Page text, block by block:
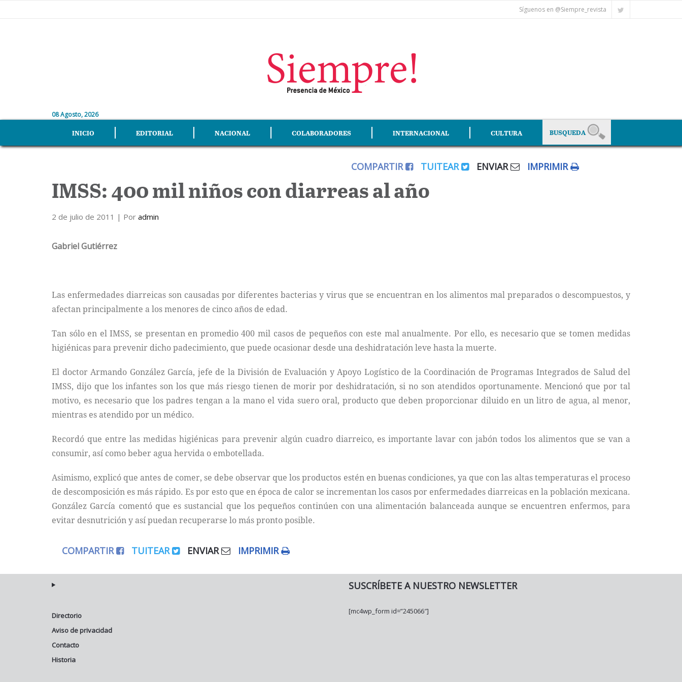
Síguenos en @Siempre_revista
08 Agosto, 2026
INICIO EDITORIAL NACIONAL COLABORADORES INTERNACIONAL CULTURA
COMPARTIR TUITEAR ENVIAR IMPRIMIR
IMSS: 400 mil niños con diarreas al año
2 de julio de 2011 | Por admin
Gabriel Gutiérrez
Las enfermedades diarreicas son causadas por diferentes bacterias y virus que se encuentran en los alimentos mal preparados o descompuestos, y
afectan principalmente a los menores de cinco años de edad.
Tan sólo en el IMSS, se presentan en promedio 400 mil casos de pequeños con este mal anualmente. Por ello, es necesario que se tomen medidas
higiénicas para prevenir dicho padecimiento, que puede ocasionar desde una deshidratación leve hasta la muerte.
El doctor Armando González García, jefe de la División de Evaluación y Apoyo Logístico de la Coordinación de Programas Integrados de Salud del
IMSS, dijo que los infantes son los que más riesgo tienen de morir por deshidratación, si no son atendidos oportunamente. Mencionó que por tal
motivo, es necesario que los padres tengan a la mano el vida suero oral, producto que deben proporcionar diluido en un litro de agua, al menor,
mientras es atendido por un médico.
Recordó que entre las medidas higiénicas para prevenir algún cuadro diarreico, es importante lavar con jabón todos los alimentos que se van a
consumir, así como beber agua hervida o embotellada.
Asimismo, explicó que antes de comer, se debe observar que los productos estén en buenas condiciones, ya que con las altas temperaturas el proceso
de descomposición es más rápido. Es por esto que en época de calor se incrementan los casos por enfermedades diarreicas en la población mexicana.
González García comentó que es sustancial que los pequeños continúen con una alimentación balanceada aunque se encuentren enfermos, para
evitar desnutrición y así puedan recuperarse lo más pronto posible.
COMPARTIR TUITEAR ENVIAR IMPRIMIR
Directorio
Aviso de privacidad
Contacto
Historia
SUSCRÍBETE A NUESTRO NEWSLETTER
[mc4wp_form id=”245066″]